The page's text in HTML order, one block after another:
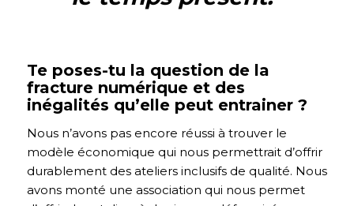
Te poses-tu la question de la
fracture numérique et des
inégalités qu’elle peut entrainer ?
Nous n’avons pas encore réussi à trouver le
modèle économique qui nous permettrait d’offrir
durablement des ateliers inclusifs de qualité. Nous
avons monté une association qui nous permet